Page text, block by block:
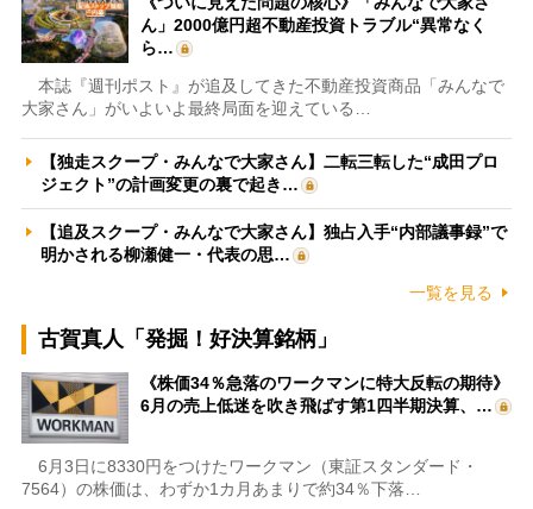
ん」2000億円超不動産投資トラブル“異常なく
ら…
本誌『週刊ポスト』が追及してきた不動産投資商品「みんなで
大家さん」がいよいよ最終局面を迎えている…
【独走スクープ・みんなで大家さん】二転三転した“成田プロ
ジェクト”の計画変更の裏で起き…
【追及スクープ・みんなで大家さん】独占入手“内部議事録”で
明かされる柳瀬健一・代表の思…
一覧を見る
古賀真人「発掘！好決算銘柄」
《株価34％急落のワークマンに特大反転の期待》
6月の売上低迷を吹き飛ばす第1四半期決算、…
6月3日に8330円をつけたワークマン（東証スタンダード・
7564）の株価は、わずか1カ月あまりで約34％下落…